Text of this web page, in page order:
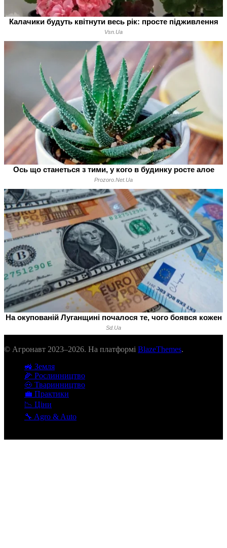
© Агронавт 2023–2026. На платформі BlazeThemes.
🚜 Земля
🌽 Рослинництво
🐽 Тваринництво
💼 Практики
📉 Ціни
🔧 Agro & Auto